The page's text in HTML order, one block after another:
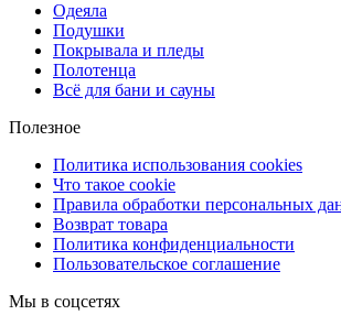
Одеяла
Подушки
Покрывала и пледы
Полотенца
Всё для бани и сауны
Полезное
Политика использования cookies
Что такое cookie
Правила обработки персональных
Возврат товара
Политика конфиденциальности
Пользовательское соглашение
Мы в соцсетях